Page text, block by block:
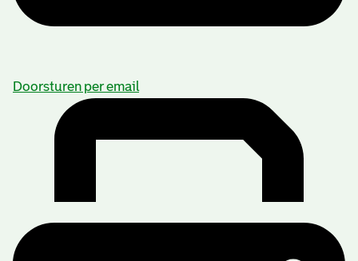
Doorsturen per email